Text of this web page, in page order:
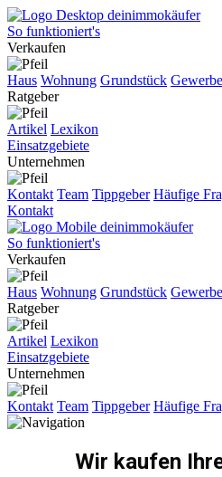
So funktioniert's
Verkaufen
Haus Wohnung Grundstück
Ratgeber
Artikel Lexikon
Einsatzgebiete
Unternehmen
Kontakt Team Tippgeber Häufige
Kontakt
So funktioniert's
Verkaufen
Haus Wohnung Grundstück
Ratgeber
Artikel Lexikon
Einsatzgebiete
Unternehmen
Kontakt Team Tippgeber Häufige